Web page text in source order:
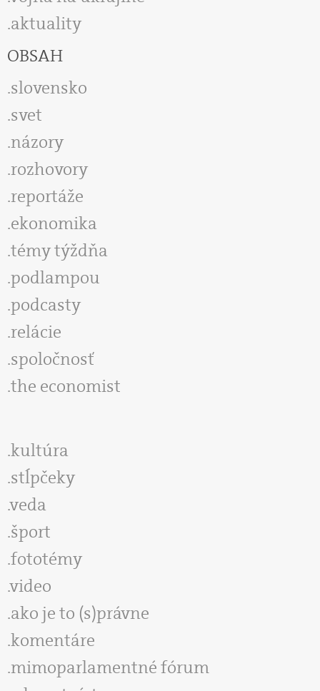
aktuality
OBSAH
slovensko
svet
názory
rozhovory
reportáže
ekonomika
témy týždňa
podlampou
podcasty
relácie
spoločnosť
the economist
kultúra
stĺpčeky
veda
šport
fototémy
video
ako je to (s)právne
komentáre
mimoparlamentné fórum